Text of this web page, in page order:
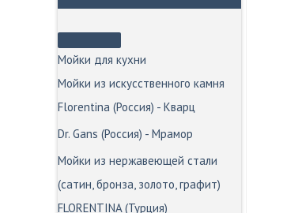
Мойки для кухни
Мойки из искусственного камня
Florentina (Россия) - Кварц
Dr. Gans (Россия) - Мрамор
Мойки из нержавеющей стали
(сатин, бронза, золото, графит)
FLORENTINA (Турция)